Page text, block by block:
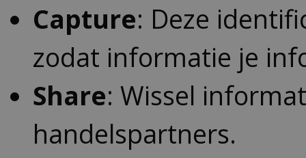
Capture: Deze
zodat informatie je
Share: Wissel
handelspartners.